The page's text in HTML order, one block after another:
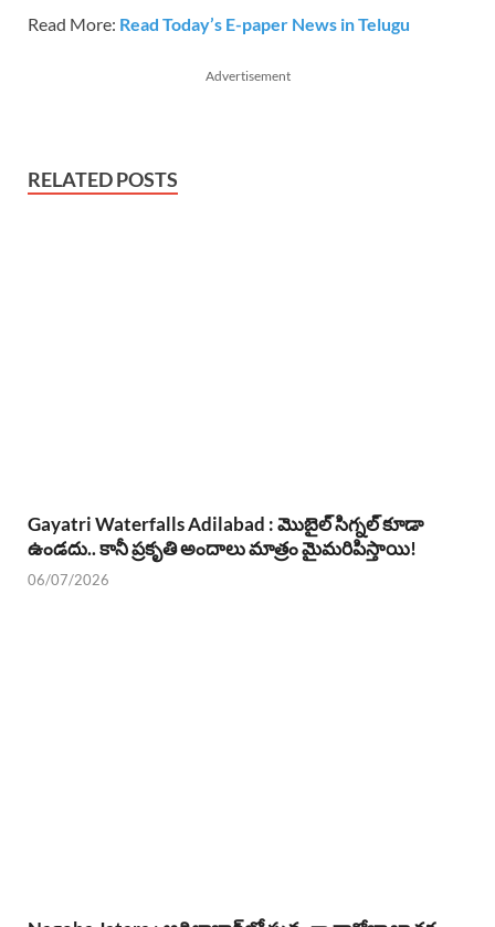
Read More: Read Today’s E-paper News in Telugu
Advertisement
RELATED POSTS
Gayatri Waterfalls Adilabad : మొబైల్ సిగ్నల్ కూడా
ఉండదు.. కానీ ప్రకృతి అందాలు మాత్రం మైమరిపిస్తాయి!
06/07/2026